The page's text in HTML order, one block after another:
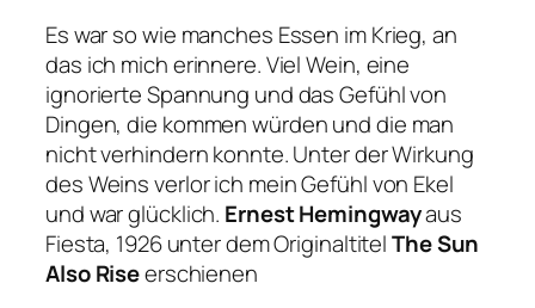
Es war so wie manches Essen im Krieg, an
das ich mich erinnere. Viel Wein, eine
ignorierte Spannung und das Gefühl von
Dingen, die kommen würden und die man
nicht verhindern konnte. Unter der Wirkung
des Weins verlor ich mein Gefühl von Ekel
und war glücklich. Ernest Hemingwayaus
Fiesta, 1926 unter dem OriginaltitelThe Sun
Also Riseerschienen